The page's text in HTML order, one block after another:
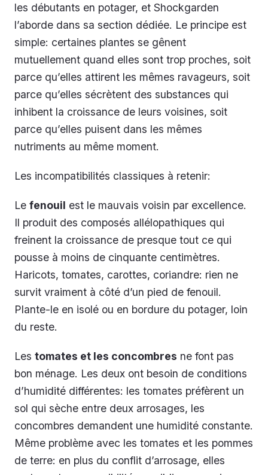
les débutants en potager, et Shockgarden
l’aborde dans sa section dédiée. Le principe est
simple: certaines plantes se gênent
mutuellement quand elles sont trop proches, soit
parce qu’elles attirent les mêmes ravageurs, soit
parce qu’elles sécrètent des substances qui
inhibent la croissance de leurs voisines, soit
parce qu’elles puisent dans les mêmes
nutriments au même moment.
Les incompatibilités classiques à retenir:
Le fenouil est le mauvais voisin par excellence.
Il produit des composés allélopathiques qui
freinent la croissance de presque tout ce qui
pousse à moins de cinquante centimètres.
Haricots, tomates, carottes, coriandre: rien ne
survit vraiment à côté d’un pied de fenouil.
Plante-le en isolé ou en bordure du potager, loin
du reste.
Les tomates et les concombres ne font pas
bon ménage. Les deux ont besoin de conditions
d’humidité différentes: les tomates préfèrent un
sol qui sèche entre deux arrosages, les
concombres demandent une humidité constante.
Même problème avec les tomates et les pommes
de terre: en plus du conflit d’arrosage, elles